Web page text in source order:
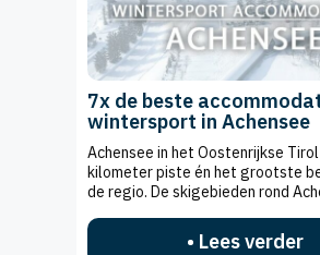
7x de beste
wintersport in Achensee
Achensee in het Oostenrijkse
kilometer piste én het grootste
de regio. De skigebieden rond
• Lees verder